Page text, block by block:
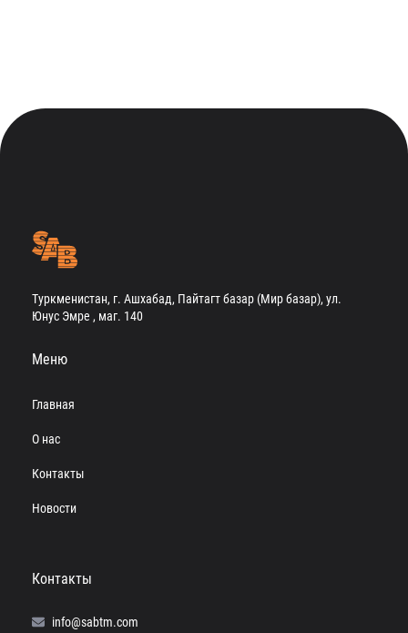
Туркменистан, г. Ашхабад, Пайтагт базар (Мир базар), ул.
Юнус Эмре , маг. 140
Меню
Главная
О нас
Контакты
Новости
Контакты
info@sabtm.com